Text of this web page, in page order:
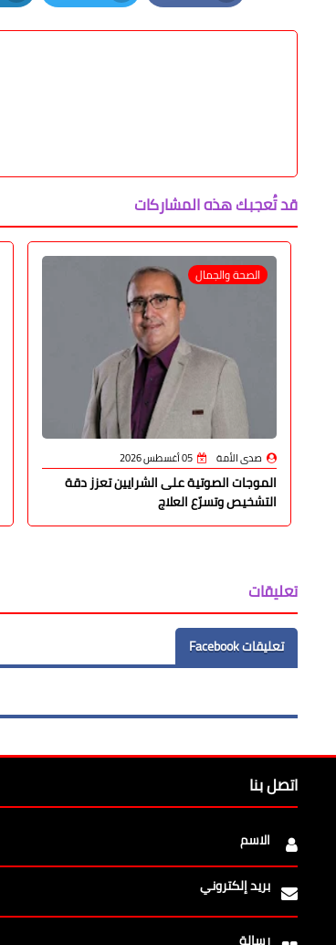
Facebook
Twitter
قد تُعجبك هذه المشاركات
الصحة والجمال
صدى الأمة 05 أغسطس 2026
الموجات الصوتية على الشرايين تعزز دقة
التشخيص وتسرّع العلاج
تعليقات
تعليقات Facebook
اتصل بنا
الاسم
بريد إلكتروني
رسالة